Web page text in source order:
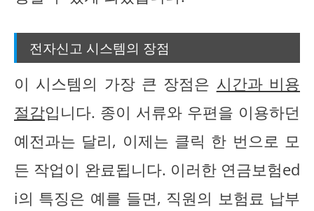
전자신고 시스템의 장점
이 시스템의 가장 큰 장점은 시간과 비용
절감입니다. 종이 서류와 우편을 이용하던
예전과는 달리, 이제는 클릭 한 번으로 모
든 작업이 완료됩니다. 이러한 연금보험ed
i의 특징은 예를 들면, 직원의 보험료 납부